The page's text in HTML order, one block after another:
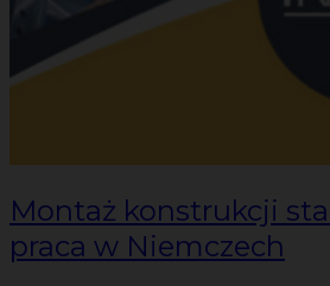
Montaż konstrukcji
praca w Niemczech